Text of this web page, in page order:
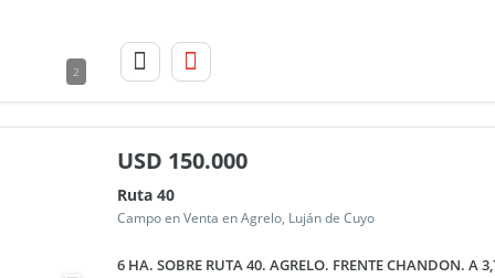
2
USD 150.000
Ruta 40
Campo en Venta en Agrelo, Luján de Cuyo
6 HA. SOBRE RUTA 40. AGRELO. FRENTE CHANDON. A